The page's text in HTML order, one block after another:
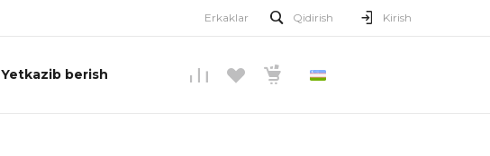
Erkaklar Qidirish Kirish
Yetkazib berish